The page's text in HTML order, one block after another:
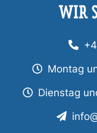
WIR
Montag
Dienstag